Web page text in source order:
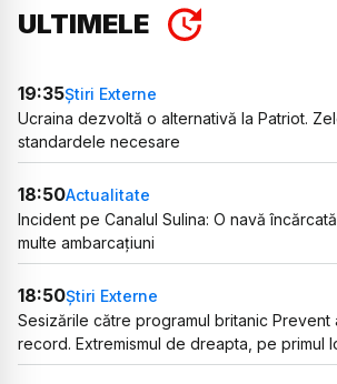
ULTIMELE
19:35Știri Externe
Ucraina dezvoltă o alternativă la Patriot.
standardele necesare
18:50Actualitate
Incident pe Canalul Sulina: O navă
multe ambarcațiuni
18:50Știri Externe
Sesizările către programul britanic Prevent
record. Extremismul de dreapta, pe primul